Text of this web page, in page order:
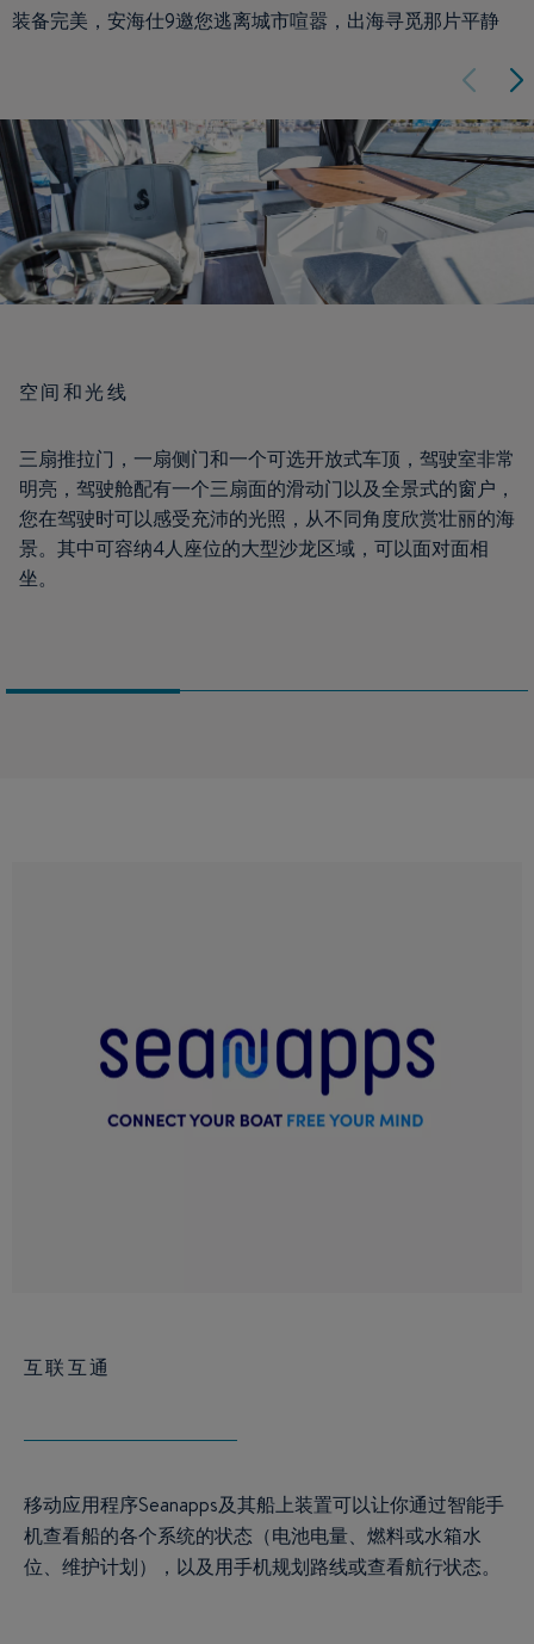
装备完美，安海仕9邀您逃离城市喧嚣，出海寻觅那片平静
空间和光线
三扇推拉门，一扇侧门和一个可选开放式车顶，驾驶室非常
明亮，驾驶舱配有一个三扇面的滑动门以及全景式的窗户，
您在驾驶时可以感受充沛的光照，从不同角度欣赏壮丽的海
景。其中可容纳4人座位的大型沙龙区域，可以面对面相
坐。
互联互通
移动应用程序Seanapps及其船上装置可以让你通过智能手
机查看船的各个系统的状态（电池电量、燃料或水箱水
位、维护计划），以及用手机规划路线或查看航行状态。